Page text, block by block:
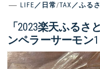
LIFE／日常/TAX／ふる
「2023楽天ふる
ンペラーサーモン